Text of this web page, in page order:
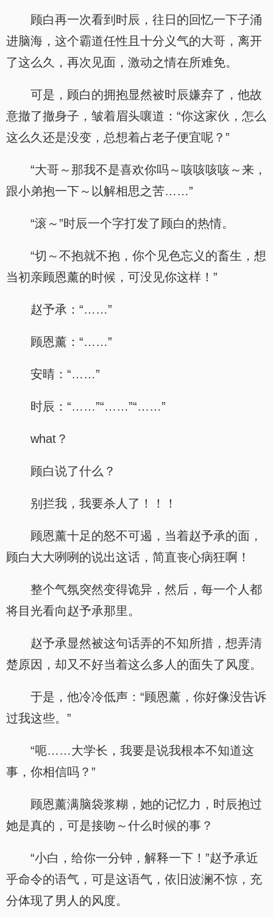
顾白再一次看到时辰，往日的回忆一下子涌
进脑海，这个霸道任性且十分义气的大哥，离开
了这么久，再次见面，激动之情在所难免。
可是，顾白的拥抱显然被时辰嫌弃了，他故
意撤了撤身子，皱着眉头嚷道：“你这家伙，怎么
这么久还是没变，总想着占老子便宜呢？”
“大哥～那我不是喜欢你吗～咳咳咳咳～来，
跟小弟抱一下～以解相思之苦……”
“滚～”时辰一个字打发了顾白的热情。
“切～不抱就不抱，你个见色忘义的畜生，想
当初亲顾恩薰的时候，可没见你这样！”
赵予承：“……”
顾恩薰：“……”
安晴：“……”
时辰：“……”“……”“……”
what？
顾白说了什么？
别拦我，我要杀人了！！！
顾恩薰十足的怒不可遏，当着赵予承的面，
顾白大大咧咧的说出这话，简直丧心病狂啊！
整个气氛突然变得诡异，然后，每一个人都
将目光看向赵予承那里。
赵予承显然被这句话弄的不知所措，想弄清
楚原因，却又不好当着这么多人的面失了风度。
于是，他冷冷低声：“顾恩薰，你好像没告诉
过我这些。”
“呃……大学长，我要是说我根本不知道这
事，你相信吗？”
顾恩薰满脑袋浆糊，她的记忆力，时辰抱过
她是真的，可是接吻～什么时候的事？
“小白，给你一分钟，解释一下！”赵予承近
乎命令的语气，可是这语气，依旧波澜不惊，充
分体现了男人的风度。